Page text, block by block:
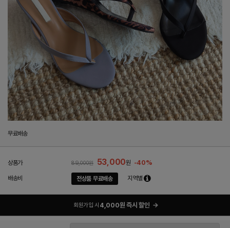
무료배송
상품가 89,000원 53,000원 -40%
배송비 전상품 무료배송 지역별
회원가입 시 4,000원 즉시 할인 →